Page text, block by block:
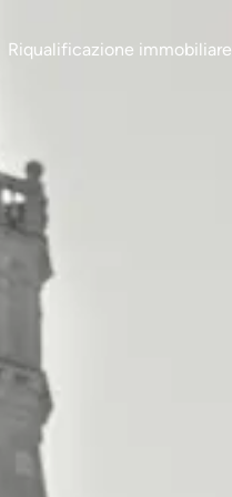
Riqualificazione immobiliare